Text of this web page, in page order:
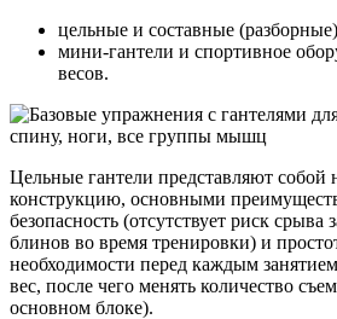
цельные и составные
мини-гантели и спортивное
весов.
Цельные гантели представляют
конструкцию, основными
безопасность (отсутствует риск
блинов во время тренировки) и
необходимости перед каждым
вес, после чего менять количество
основном блоке).